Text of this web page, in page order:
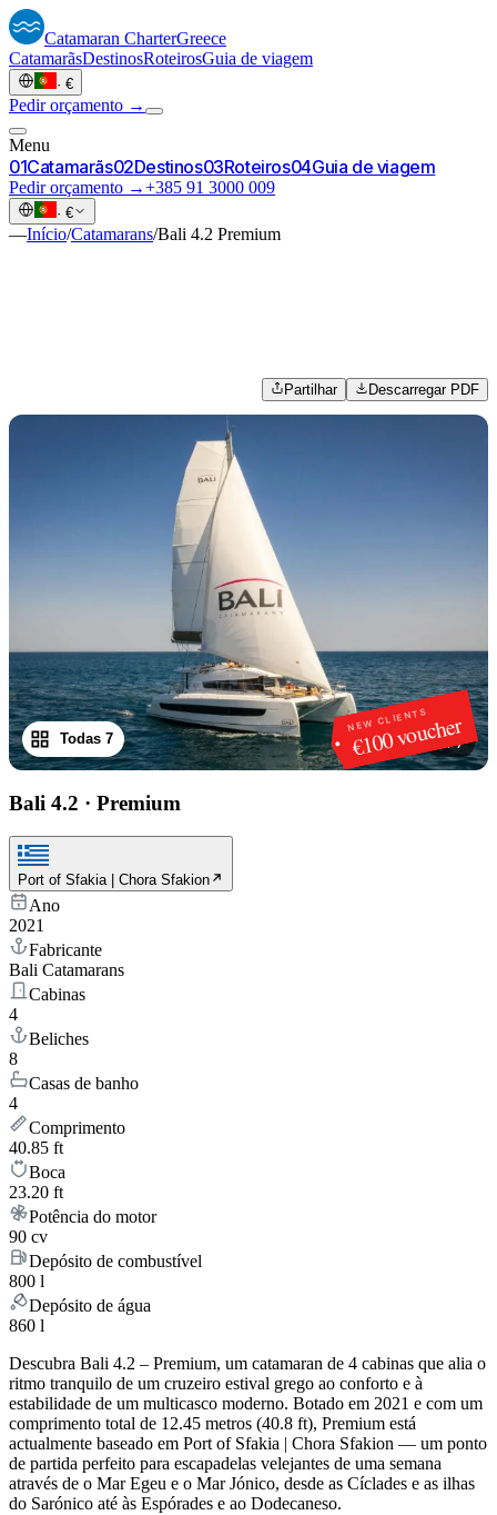
Catamaran CharterGreece
CatamarãsDestinosRoteirosGuia de viagem
· €
Pedir orçamento →
Menu
01Catamarãs02Destinos03Roteiros04Guia de viagem
Pedir orçamento →+385 91 3000 009
· €
—Início/Catamarans/Bali 4.2 Premium
Partilhar Descarregar PDF
NEW CLIENTS
€100 voucher
1 /7
Todas 7
Bali 4.2 · Premium
Port of Sfakia | Chora Sfakion
Ano
2021
Fabricante
Bali Catamarans
Cabinas
4
Beliches
8
Casas de banho
4
Comprimento
40.85 ft
Boca
23.20 ft
Potência do motor
90 cv
Depósito de combustível
800 l
Depósito de água
860 l
Descubra Bali 4.2 – Premium, um catamaran de 4 cabinas que alia o
ritmo tranquilo de um cruzeiro estival grego ao conforto e à
estabilidade de um multicasco moderno. Botado em 2021 e com um
comprimento total de 12.45 metros (40.8 ft), Premium está
actualmente baseado em Port of Sfakia | Chora Sfakion — um ponto
de partida perfeito para escapadelas velejantes de uma semana
através de o Mar Egeu e o Mar Jónico, desde as Cíclades e as ilhas
do Sarónico até às Espórades e ao Dodecaneso.